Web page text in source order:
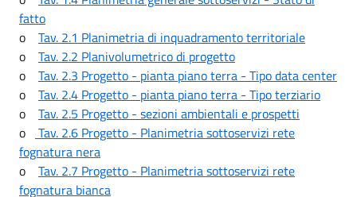
fatto
o Tav. 2.1 Planimetria di inquadramento territoriale
o Tav. 2.2 Planivolumetrico di progetto
o Tav. 2.3 Progetto - pianta piano terra - Tipo data center
o Tav. 2.4 Progetto - pianta piano terra - Tipo terziario
o Tav. 2.5 Progetto - sezioni ambientali e prospetti
o
Tav. 2.6 Progetto - Planimetria sottoservizi rete
fognatura nera
o Tav. 2.7 Progetto - Planimetria sottoservizi rete
fognatura bianca